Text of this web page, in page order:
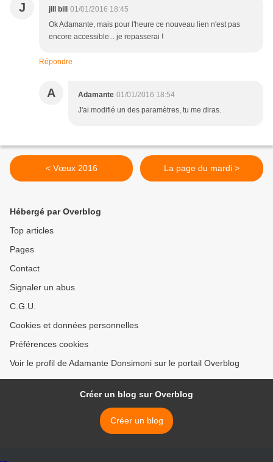
J jill bill
01/01/2016 18:45
Ok Adamante, mais pour l'heure ce nouveau lien n'est pas
encore accessible... je repasserai !
Répondre
A Adamante 01/01/2016 18:54
J'ai modifié un des paramètres, tu me diras.
< Vœux 2016 La page du mardi >
Hébergé par Overblog
Top articles
Pages
Contact
Signaler un abus
C.G.U.
Cookies et données personnelles
Préférences cookies
Voir le profil de Adamante Donsimoni sur le portail Overblog
Créer un blog sur Overblog
Créer un blog